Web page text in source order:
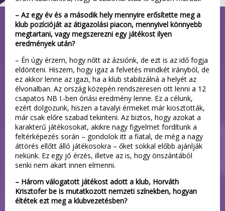
– Az egy év és a második hely mennyire erősítette meg a
klub pozícióját az átigazolási piacon, mennyivel könnyebb
megtartani, vagy megszerezni egy játékost ilyen
eredmények után?
– Én úgy érzem, hogy nőtt az ázsiónk, de ezt is az idő fogja
eldönteni. Hiszem, hogy igaz a felvetés mindkét irányból, de
ez akkor lenne az igazi, ha a klub stabilizálná a helyét az
élvonalban. Az ország közepén rendszeresen ott lenni a 12
csapatos NB I.-ben óriási eredmény lenne. Ez a célunk,
ezért dolgozunk, hiszen a tavalyi érmeket már kiosztották,
már csak előre szabad tekinteni. Az biztos, hogy azokat a
karakterű játékosokat, akikre nagy figyelmet fordítunk a
feltérképezés során – gondolok itt a fiatal, de még a nagy
áttörés ellőtt álló játékosokra – őket sokkal előbb ajánlják
nekünk. Ez egy jó érzés, illetve az is, hogy önszántából
senki nem akart innen elmenni.
– Három válogatott játékost adott a klub, Horváth
Krisztofer be is mutatkozott nemzeti színekben, hogyan
éltétek ezt meg a klubvezetésben?